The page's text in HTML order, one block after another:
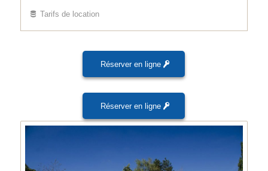
Tarifs de location
Réserver en ligne
Réserver en ligne